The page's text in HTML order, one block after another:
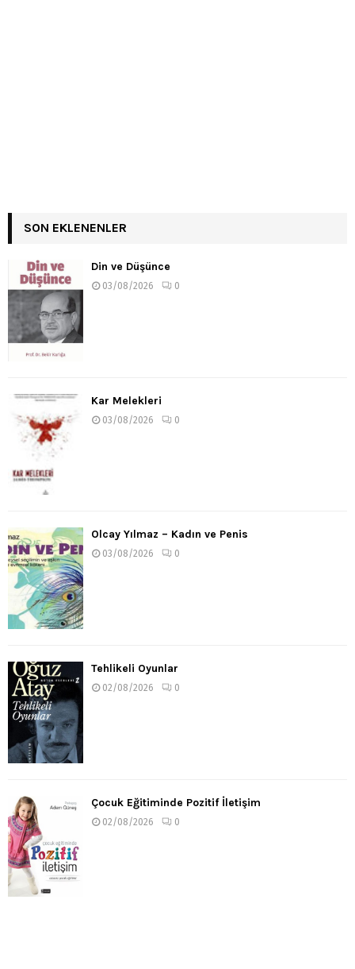
SON EKLENENLER
Din ve Düşünce
03/08/2026 0
Kar Melekleri
03/08/2026 0
Olcay Yılmaz – Kadın ve Penis
03/08/2026 0
Tehlikeli Oyunlar
02/08/2026 0
Çocuk Eğitiminde Pozitif İletişim
02/08/2026 0